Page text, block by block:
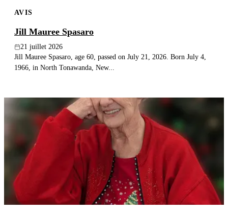
AVIS
Jill Mauree Spasaro
21 juillet 2026
Jill Mauree Spasaro, age 60, passed on July 21, 2026. Born July 4,
1966, in North Tonawanda, New...